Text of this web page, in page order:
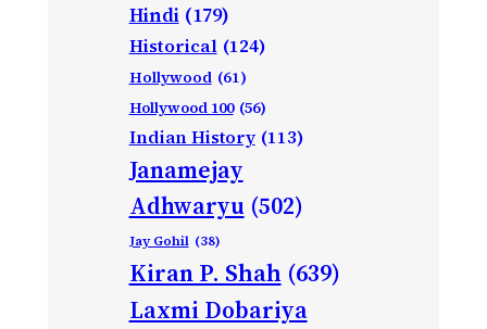
Hindi (179)
Historical (124)
Hollywood (61)
Hollywood 100 (56)
Indian History (113)
Janamejay
Adhwaryu (502)
Jay Gohil (38)
Kiran P. Shah (639)
Laxmi Dobariya